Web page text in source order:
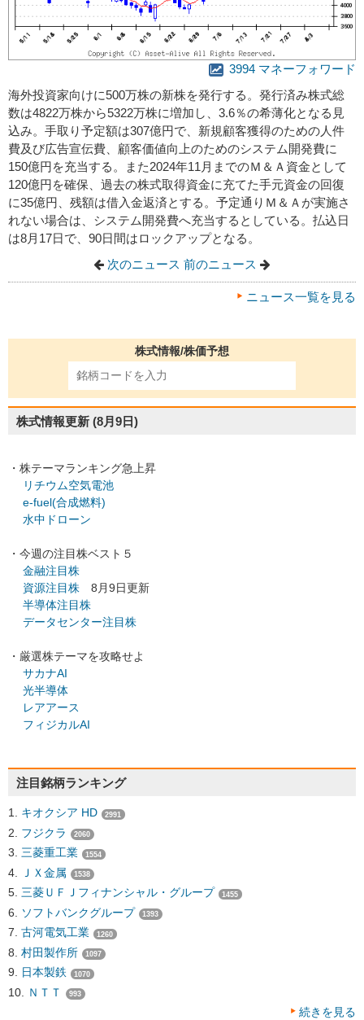
3994 マネーフォワード
海外投資家向けに500万株の新株を発行する。発行済み株式総
数は4822万株から5322万株に増加し、3.6％の希薄化となる見
込み。手取り予定額は307億円で、新規顧客獲得のための人件
費及び広告宣伝費、顧客価値向上のためのシステム開発費に
150億円を充当する。また2024年11月までのＭ＆Ａ資金として
120億円を確保、過去の株式取得資金に充てた手元資金の回復
に35億円、残額は借入金返済とする。予定通りＭ＆Ａが実施さ
れない場合は、システム開発費へ充当するとしている。払込日
は8月17日で、90日間はロックアップとなる。
次のニュース 前のニュース
ニュース一覧を見る
株式情報/株価予想
株式情報更新 (8月9日)
・株テーマランキング急上昇
リチウム空気電池
e-fuel(合成燃料)
水中ドローン
・今週の注目株ベスト５
金融注目株
資源注目株 8月9日更新
半導体注目株
データセンター注目株
・厳選株テーマを攻略せよ
サカナAI
光半導体
レアアース
フィジカルAI
注目銘柄ランキング
キオクシア HD 2991
フジクラ 2060
三菱重工業 1554
ＪＸ金属 1538
三菱ＵＦＪフィナンシャル・グループ 1455
ソフトバンクグループ 1393
古河電気工業 1260
村田製作所 1097
日本製鉄 1070
ＮＴＴ 993
続きを見る